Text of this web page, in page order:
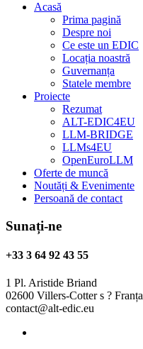
Acasă
Prima pagină
Despre noi
Ce este un EDIC
Locația noastră
Guvernanța
Statele membre
Proiecte
Rezumat
ALT-EDIC4EU
LLM-BRIDGE
LLMs4EU
OpenEuroLLM
Oferte de muncă
Noutăți & Evenimente
Persoană de contact
Sunați-ne
+33 3 64 92 43 55
1 Pl. Aristide Briand
02600 Villers-Cotter s ? Franța
contact@alt-edic.eu